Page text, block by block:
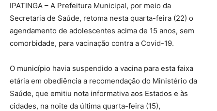
IPATINGA – A Prefeitura Municipal, por meio da
Secretaria de Saúde, retoma nesta quarta-feira (22) o
agendamento de adolescentes acima de 15 anos, sem
comorbidade, para vacinação contra a Covid-19.
O município havia suspendido a vacina para esta faixa
etária em obediência a recomendação do Ministério da
Saúde, que emitiu nota informativa aos Estados e às
cidades, na noite da última quarta-feira (15),